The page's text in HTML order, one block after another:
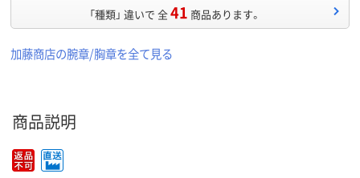
「種類」 違いで 全41 商品あります。
加藤商店の腕章/胸章を全て見る
商品説明